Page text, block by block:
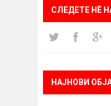
СЛЕДЕТЕ НÈ
НАЈНОВИ